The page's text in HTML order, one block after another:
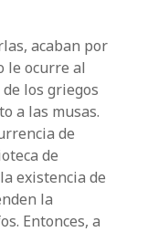
acaban por
le ocurre al
los griegos
a las musas.
de
de
existencia de
la
Entonces, a